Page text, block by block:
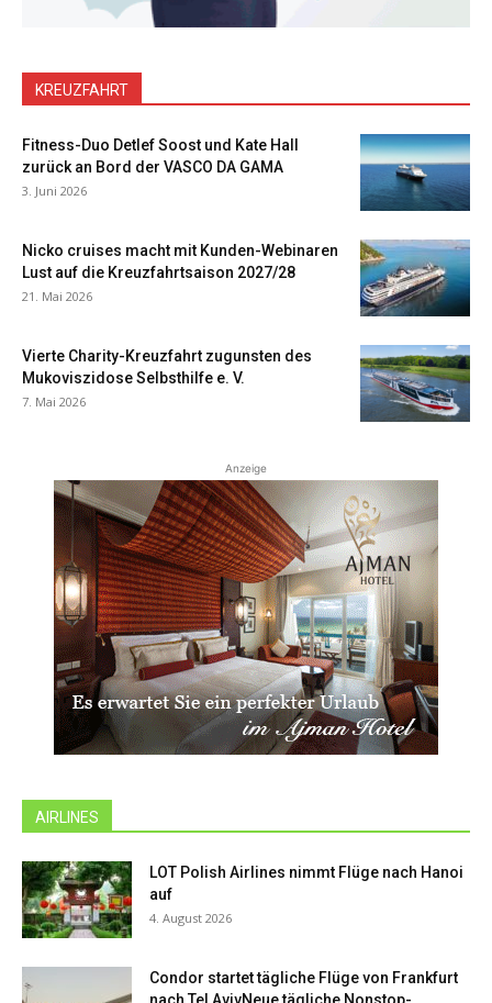
KREUZFAHRT
Fitness-Duo Detlef Soost und Kate Hall
zurück an Bord der VASCO DA GAMA
3. Juni 2026
Nicko cruises macht mit Kunden-Webinaren
Lust auf die Kreuzfahrtsaison 2027/28
21. Mai 2026
Vierte Charity-Kreuzfahrt zugunsten des
Mukoviszidose Selbsthilfe e. V.
7. Mai 2026
Anzeige
AIRLINES
LOT Polish Airlines nimmt Flüge nach Hanoi
auf
4. August 2026
Condor startet tägliche Flüge von Frankfurt
nach Tel AvivNeue tägliche Nonstop-